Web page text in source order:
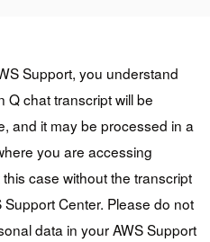
Support, you understand
Q chat transcript will be
and it may be processed in a
you are accessing
case without the transcript
Center. Please do not
data in your AWS Support